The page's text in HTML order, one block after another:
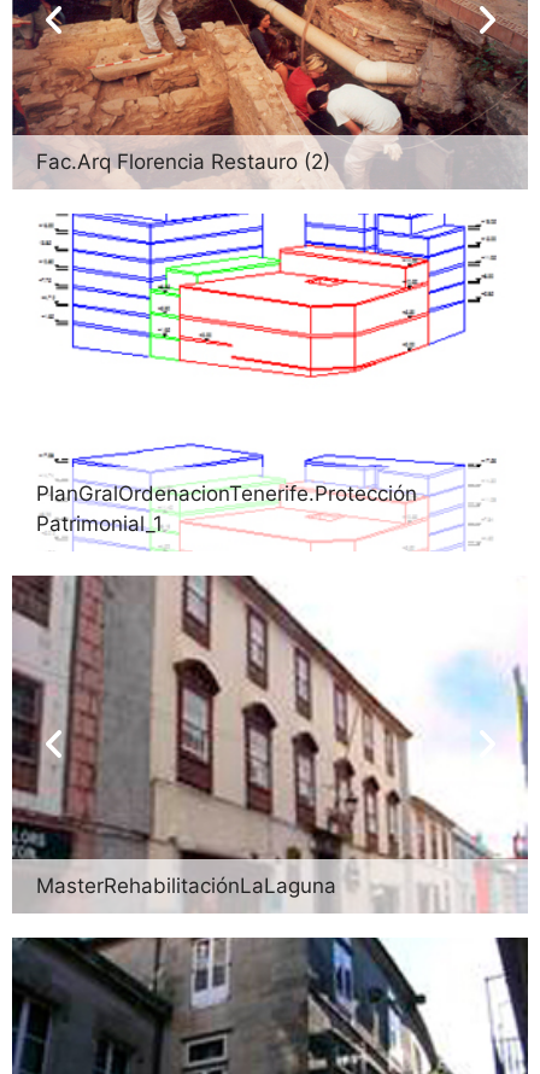
Fac.Arq Florencia Restauro (2)
PlanGralOrdenacionTenerife.Protección
Patrimonial_1
MasterRehabilitaciónLaLaguna